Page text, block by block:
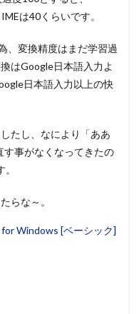
は40くらいです。
、変換精度はまだ学習過
はGoogle日本語入力よ
日本語入力以上の快
たし、なにより「ああ
す事がなくなってきたの
らな～。
Windows [ベーシック]